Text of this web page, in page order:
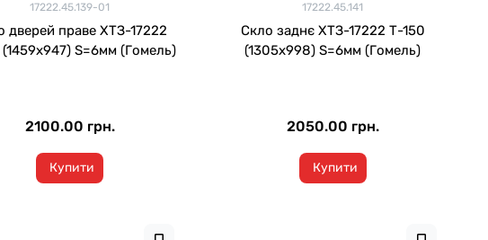
17222.45.139-01
дверей праве ХТЗ-17222
​​S=6мм (Гомель)
2100.00 грн.
Купити
17222.45.141
Скло заднє ХТЗ-17222 Т-150
(1305х998) S=6мм (Гомель)
2050.00 грн.
Купити